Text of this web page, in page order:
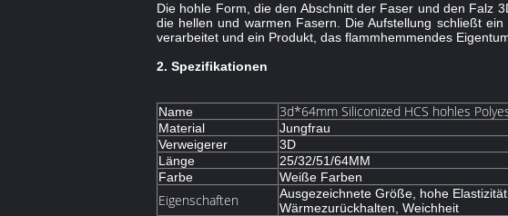
Die hohle Form, die den Abschnitt der Faser und den Falz
die hellen und warmen Fasern. Die Aufstellung schließt
verarbeitet und ein Produkt, das flammhemmendes
2. Spezifikationen
Name 3d*64mm Siliconized HCS hohles
Material
Jungfrau
Verweigerer
3D
Länge
25/32/51/64MM
Farbe
Weiße Farben
Eigenschaften
Ausgezeichnete Größe, hohe
Wärmezurückhalten, Weichheit